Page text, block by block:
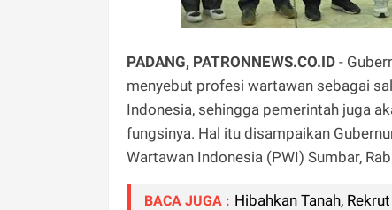
PADANG, PATRONNEWS.CO.ID -
menyebut profesi wartawan sebagai
Indonesia, sehingga pemerintah juga
fungsinya. Hal itu disampaikan
Wartawan Indonesia (PWI) Sumbar,
BACA JUGA : Hibahkan Tanah,